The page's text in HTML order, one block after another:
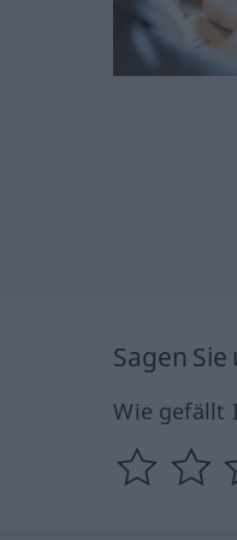
Sagen
Wie gefällt